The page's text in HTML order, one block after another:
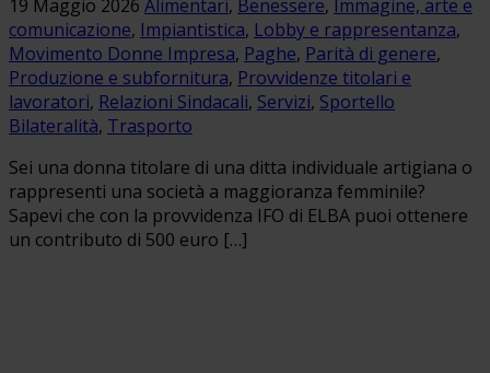
19 Maggio 2026 Alimentari, Benessere, Immagine, arte e
comunicazione, Impiantistica, Lobby e rappresentanza,
Movimento Donne Impresa, Paghe, Parità di genere,
Produzione e subfornitura, Provvidenze titolari e
lavoratori, Relazioni Sindacali, Servizi, Sportello
Bilateralità, Trasporto
Sei una donna titolare di una ditta individuale artigiana o
rappresenti una società a maggioranza femminile?
Sapevi che con la provvidenza IFO di ELBA puoi ottenere
un contributo di 500 euro […]